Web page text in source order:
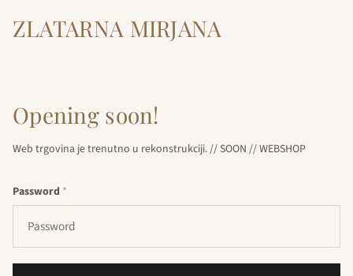
ZLATARNA MIRJANA
Opening soon!
Web trgovina je trenutno u rekonstrukciji. // SOON // WEBSHOP
Password *